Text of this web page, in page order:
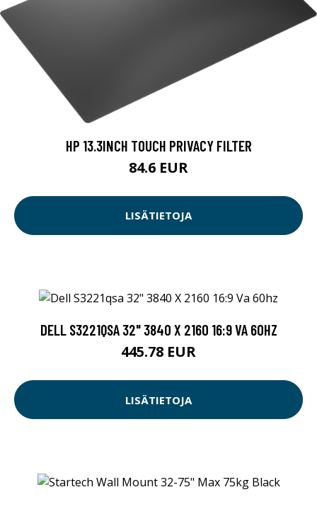
HP 13.3INCH TOUCH PRIVACY FILTER
84.6 EUR
LISÄTIETOJA
DELL S3221QSA 32" 3840 X 2160 16:9 VA 60HZ
445.78 EUR
LISÄTIETOJA